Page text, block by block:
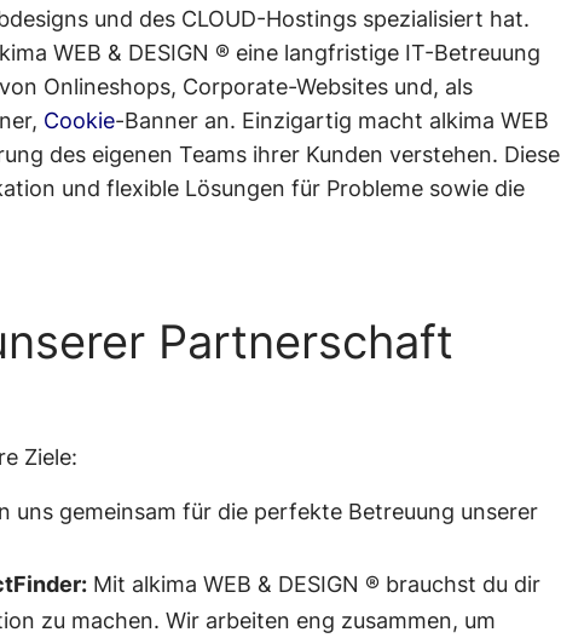
und des CLOUD-Hostings spezialisiert hat.
WEB & DESIGN ® eine langfristige IT-Betreuung
Onlineshops, Corporate-Websites und, als
Cookie-Banner an. Einzigartig macht alkima WEB
des eigenen Teams ihrer Kunden verstehen. Diese
und flexible Lösungen für Probleme sowie die
Partnerschaft
Ziele:
uns gemeinsam für die perfekte Betreuung unserer
Mit alkima WEB & DESIGN ® brauchst du dir
zu machen. Wir arbeiten eng zusammen, um